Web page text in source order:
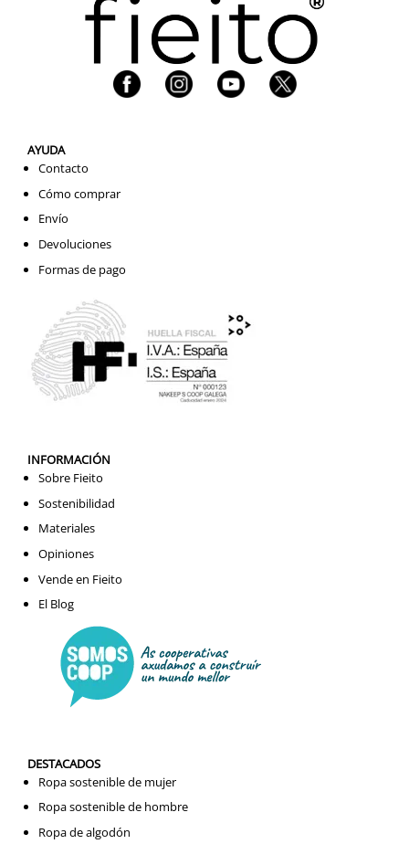
AYUDA
Contacto
Cómo comprar
Envío
Devoluciones
Formas de pago
INFORMACIÓN
Sobre Fieito
Sostenibilidad
Materiales
Opiniones
Vende en Fieito
El Blog
DESTACADOS
Ropa sostenible de mujer
Ropa sostenible de hombre
Ropa de algodón